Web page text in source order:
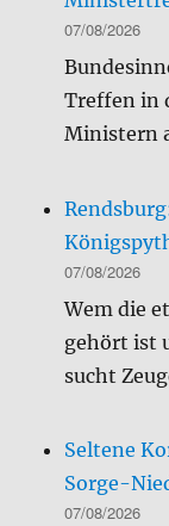
07/08/2026
Treffen in
Ministern
07/08/2026
Wem die
gehört ist
sucht
Seltene
Sorge-
07/08/2026